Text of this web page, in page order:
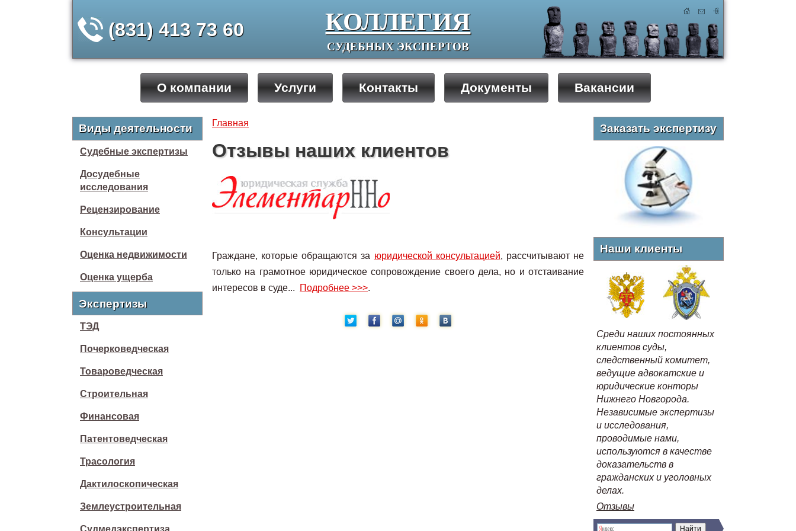
(831) 413 73 60 КОЛЛЕГИЯ
СУДЕБНЫХ ЭКСПЕРТОВ
О компании Услуги Контакты Документы Вакансии
Главная
Отзывы наших клиентов
Граждане, которые обращаются за юридической консультацией, рассчитывают не
только на грамотное юридическое сопровождение своего дела, но и отстаивание
интересов в суде...
Подробнее >>>.
Виды деятельности
Судебные экспертизы
Досудебные
исследования
Рецензирование
Консультации
Оценка недвижимости
Оценка ущерба
Экспертизы
ТЭД
Почерковедческая
Товароведческая
Строительная
Финансовая
Патентоведческая
Трасология
Дактилоскопическая
Землеустроительная
Заказать экспертизу
Наши клиенты
Среди наших постоянных
клиентов суды,
следственный комитет,
ведущие адвокатские и
юридические конторы
Нижнего Новгорода.
Независимые экспертизы
и исследования,
проводимые нами,
используются в качестве
доказательств в
гражданских и уголовных
делах.
Отзывы